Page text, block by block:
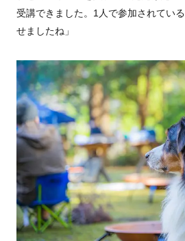
受講できました。1人で参加されてい
せましたね」